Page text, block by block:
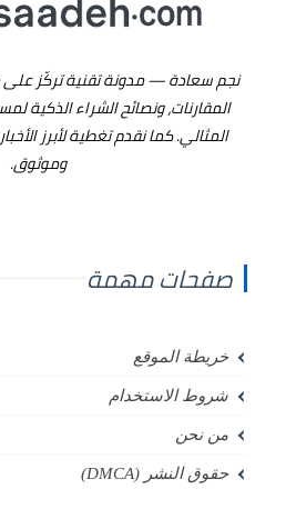
نجم سعادة— مدونة تقنية تركّز على
المقارنات، ونصائح الشراء الذكية
المثالي. كما نقدم تغطية لأبرز
وموثوق.
صفحات مهمة
خريطة الموقع
شروط الاستخدام
من نحن
حقوق النشر (DMCA)